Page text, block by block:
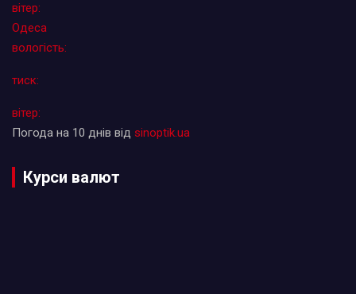
вітер:
Одеса
вологість:
тиск:
вітер:
Погода на 10 днів від sinoptik.ua
Курси валют